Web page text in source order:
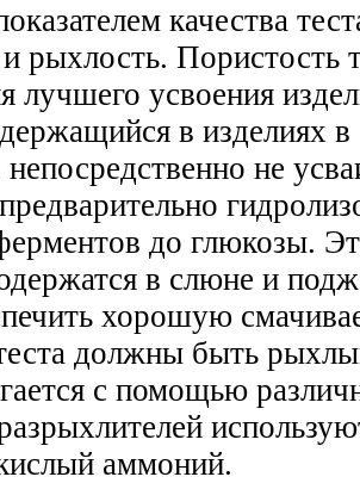
качества
рыхлость. Пористость
лучшего усвоения
в изделиях
непосредственно не
до глюкозы.
в слюне и
хорошую
должны быть
с помощью
аммоний.